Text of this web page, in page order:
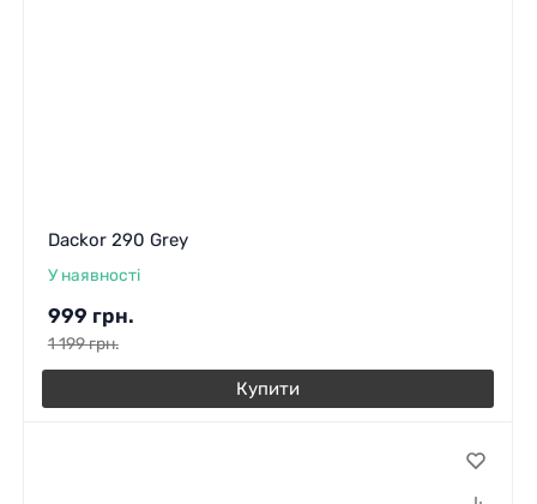
Dackor 290 Grey
У наявності
999 грн.
1 199грн.
Купити